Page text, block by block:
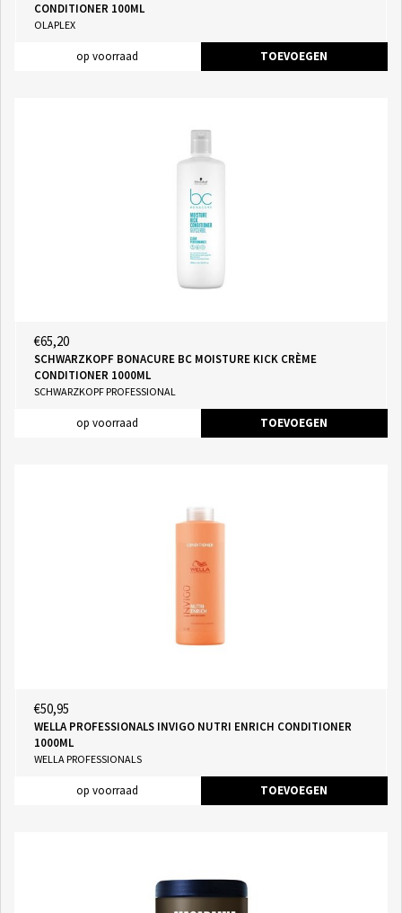
CONDITIONER 100ML
OLAPLEX
op voorraad TOEVOEGEN
€65,20
SCHWARZKOPF BONACURE BC MOISTURE KICK CRÈME
CONDITIONER 1000ML
SCHWARZKOPF PROFESSIONAL
op voorraad TOEVOEGEN
€50,95
WELLA PROFESSIONALS INVIGO NUTRI ENRICH CONDITIONER
1000ML
WELLA PROFESSIONALS
op voorraad TOEVOEGEN